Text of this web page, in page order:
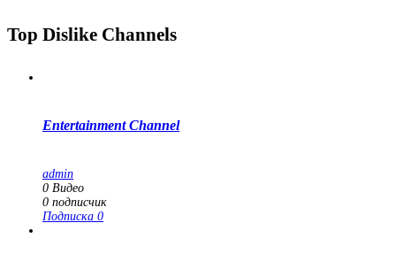
Top Dislike Channels
Entertainment Channel
admin
0 Видео
0 подписчик
Подписка 0